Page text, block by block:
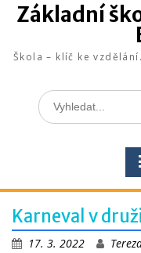
Základní
Škola – klíč ke
Search
for:
Karneval v
17. 3. 2022